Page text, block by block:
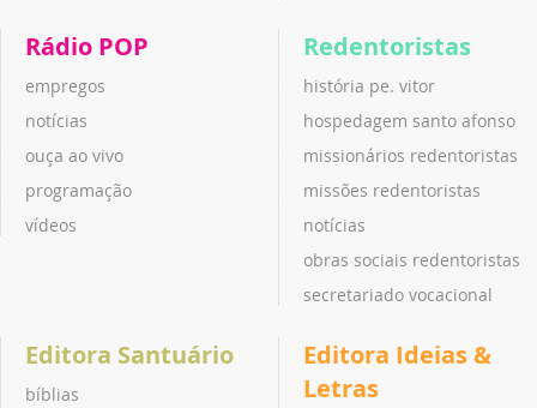
Rádio POP
empregos
notícias
ouça ao vivo
programação
vídeos
Redentoristas
história pe. vitor
hospedagem santo afonso
missionários redentoristas
missões redentoristas
notícias
obras sociais redentoristas
secretariado vocacional
Editora Santuário
bíblias
Editora Ideias &
Letras